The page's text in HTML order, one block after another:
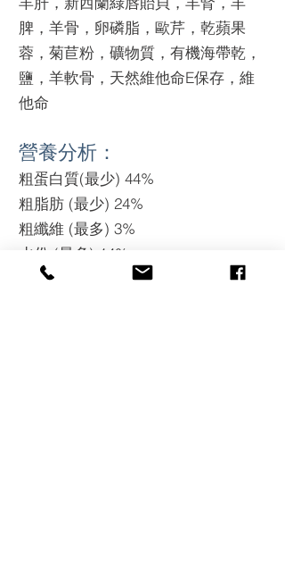
脾，羊骨，卵磷脂，歐芹，乾蘋果
蓉，菊苣粉，礦物質，有機海帶乾，
鹽，羊軟骨，天然維他命E保存，維
他命
營養分析：
粗蛋白質(最少) 44%
粗脂肪 (最少) 24%
粗纖維 (最多) 3%
水份 (最多) 14%
灰質 (最多) 12%